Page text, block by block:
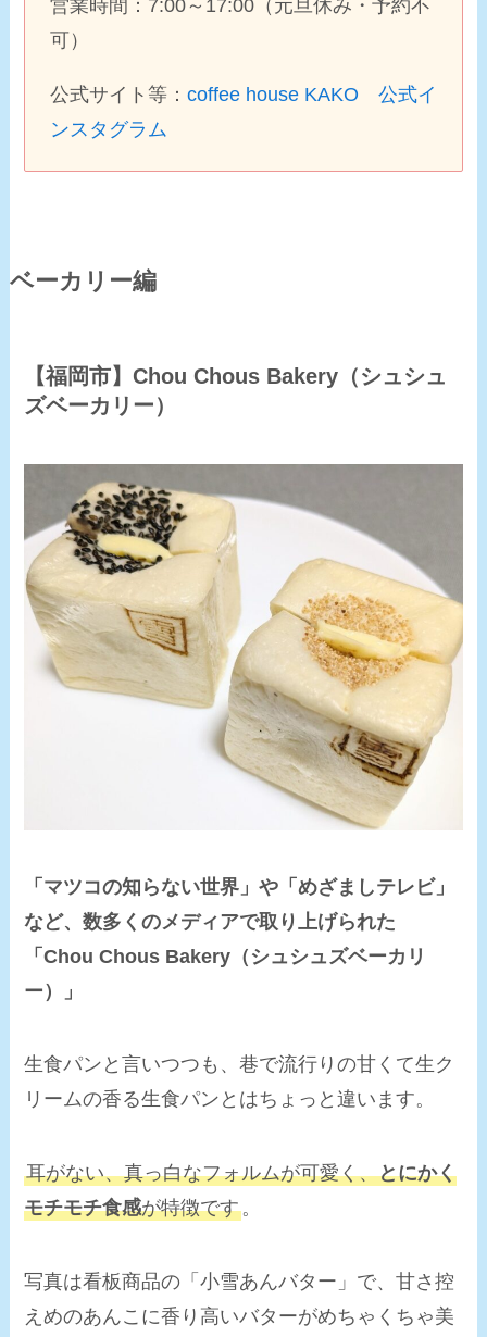
営業時間：7:00～17:00（元旦休み・予約不
可）
公式サイト等： coffee house KAKO 公式イ
ンスタグラム
ベーカリー編
【福岡市】Chou Chous Bakery（シュシュ
ズベーカリー）
「マツコの知らない世界」や「めざましテレビ」
など、数多くのメディアで取り上げられた
「Chou Chous Bakery（シュシュズベーカリ
ー）」
生食パンと言いつつも、巷で流行りの甘くて生ク
リームの香る生食パンとはちょっと違います。
耳がない、真っ白なフォルムが可愛く、とにかく
モチモチ食感が特徴です。
写真は看板商品の「小雪あんバター」で、甘さ控
えめのあんこに香り高いバターがめちゃくちゃ美